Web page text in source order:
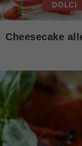
DOLCI
Cheesecake